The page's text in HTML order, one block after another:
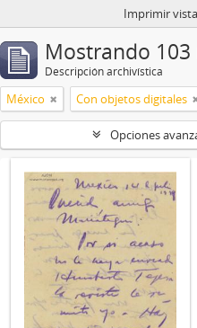
Imprimir
Mostrando
Descripción archivística
México Con objetos digitales
Opciones